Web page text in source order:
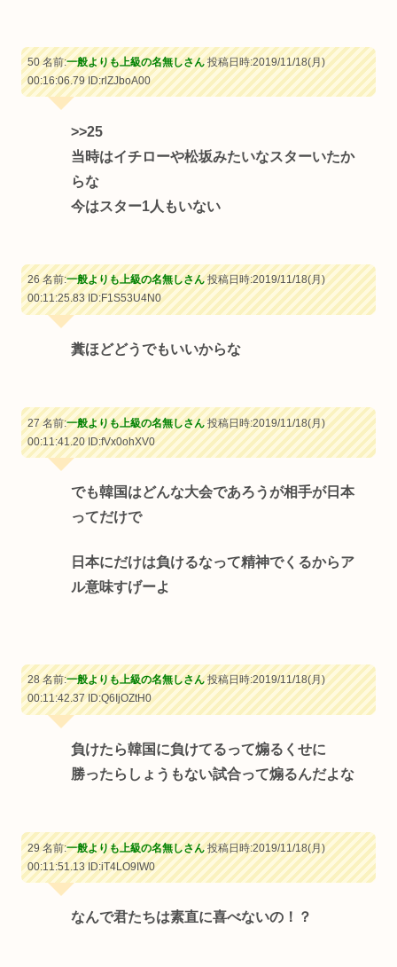
50 名前:一般よりも上級の名無しさん投稿日時:2019/11/18(月)
00:16:06.79ID:rlZJboA00
>>25
当時はイチローや松坂みたいなスターいたか
らな
今はスター1人もいない
26 名前:一般よりも上級の名無しさん投稿日時:2019/11/18(月)
00:11:25.83ID:F1S53U4N0
糞ほどどうでもいいからな
27 名前:一般よりも上級の名無しさん投稿日時:2019/11/18(月)
00:11:41.20ID:fVx0ohXV0
でも韓国はどんな大会であろうが相手が日本
ってだけで
日本にだけは負けるなって精神でくるからア
ル意味すげーよ
28 名前:一般よりも上級の名無しさん投稿日時:2019/11/18(月)
00:11:42.37ID:Q6IjOZtH0
負けたら韓国に負けてるって煽るくせに
勝ったらしょうもない試合って煽るんだよな
29 名前:一般よりも上級の名無しさん投稿日時:2019/11/18(月)
00:11:51.13ID:iT4LO9IW0
なんで君たちは素直に喜べないの！？